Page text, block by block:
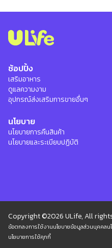
ช้อปปิ้ง
เสริมอาหาร
ดูแลความงาม
อุปกรณ์ส่งเสริมการขายอื่นๆ
นโยบาย
นโยบายการคืนสินค้า
นโยบายและระเบียบปฏิบัติ
Copyright ©2026 ULife, All
ข้อตกลงการใช้งานนโยบายข้อมูลส่วนบุคคลน
นโยบายการใช้คุกกี้